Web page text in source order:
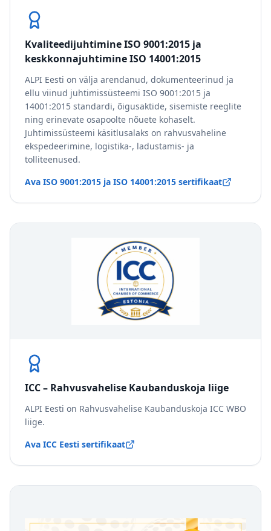
Kvaliteedijuhtimine ISO 9001:2015 ja
keskkonnajuhtimine ISO 14001:2015
ALPI Eesti on välja arendanud, dokumenteerinud ja
ellu viinud juhtimissüsteemi ISO 9001:2015 ja
14001:2015 standardi, õigusaktide, sisemiste reeglite
ning erinevate osapoolte nõuete kohaselt.
Juhtimissüsteemi käsitlusalaks on rahvusvaheline
ekspedeerimine, logistika-, ladustamis- ja
tolliteenused.
Ava ISO 9001:2015 ja ISO 14001:2015 sertifikaat
ICC – Rahvusvahelise Kaubanduskoja liige
ALPI Eesti on Rahvusvahelise Kaubanduskoja ICC WBO
liige.
Ava ICC Eesti sertifikaat